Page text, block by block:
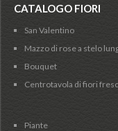
CATALOGO FIORI
San Valentino
Mazzo di rose a stelo
Bouquet
Centrotavola di fiori
Piante